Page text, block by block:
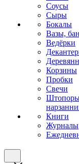
Соусы
Сыры
Бокалы
Вазы,
Ведёрки
Корзины
Пробки
Свечи
Книги
Журналы